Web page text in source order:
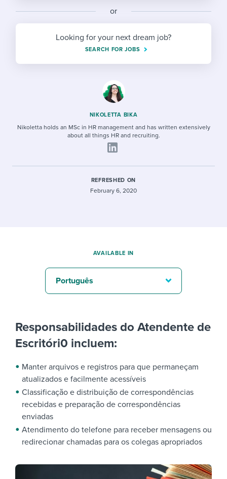
Ensuring compliance
Finding and attracting people
Candidate/employee experiences
Step-by-step tutorials
HR terms
Career development
Overall career resources
or
Looking for your next dream job?
SEARCH FOR JOBS
NIKOLETTA BIKA
Nikoletta holds an MSc in HR management and has written extensively
about all things HR and recruiting.
REFRESHED ON
February 6, 2020
Responsabilidades do Atendente de
Escritóri0 incluem:
Manter arquivos e registros para que permaneçam
atualizados e facilmente acessíveis
Classificação e distribuição de correspondências
recebidas e preparação de correspondências
enviadas
Atendimento do telefone para receber mensagens ou
redirecionar chamadas para os colegas apropriados
AVAILABLE IN
Português